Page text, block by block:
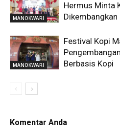
MANOKWARI
Hermus Minta
Dikembangkan
MANOKWARI
Festival Kopi
Berbasis Kopi
Komentar Anda